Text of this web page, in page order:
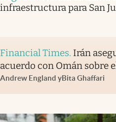
infraestructura para San
Financial Times. Irán
acuerdo con Omán sobre
Andrew England yBita Ghaffari